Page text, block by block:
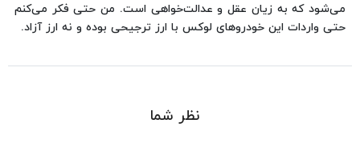
می‌شود که به زیان عقل و عدالت‌خواهی است. من حتی فکر می‌کنم
حتی واردات این خودروهای لوکس با ارز ترجیحی بوده و نه ارز آزاد.
نظر شما